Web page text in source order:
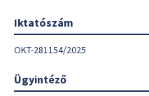
Iktatószám
OKT-281154/2025
Ügyintéző